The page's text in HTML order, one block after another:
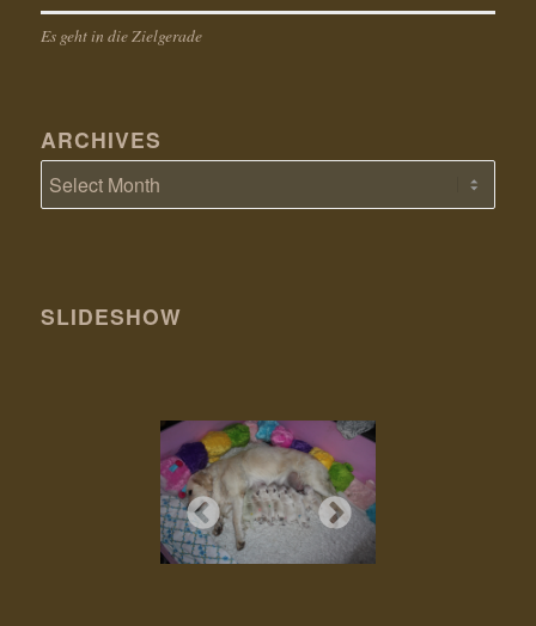
Es geht in die Zielgerade
ARCHIVES
SLIDESHOW